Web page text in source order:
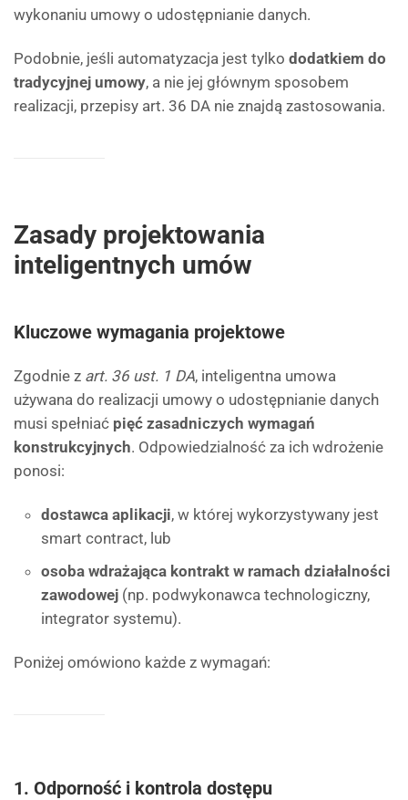
wykonaniu umowy o udostępnianie danych.
Podobnie, jeśli automatyzacja jest tylko dodatkiem do
tradycyjnej umowy, a nie jej głównym sposobem
realizacji, przepisy art. 36 DA nie znajdą zastosowania.
Zasady projektowania
inteligentnych umów
Kluczowe wymagania projektowe
Zgodnie z art. 36 ust. 1 DA, inteligentna umowa
używana do realizacji umowy o udostępnianie danych
musi spełniać pięć zasadniczych wymagań
konstrukcyjnych. Odpowiedzialność za ich wdrożenie
ponosi:
dostawca aplikacji, w której wykorzystywany jest
smart contract, lub
osoba wdrażająca kontrakt w ramach działalności
zawodowej (np. podwykonawca technologiczny,
integrator systemu).
Poniżej omówiono każde z wymagań:
1. Odporność i kontrola dostępu